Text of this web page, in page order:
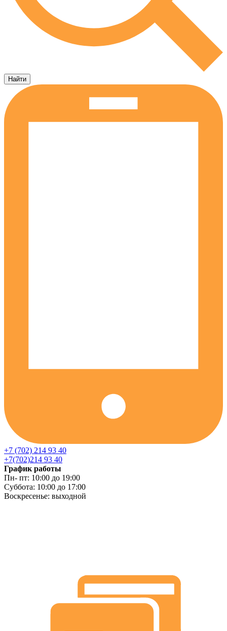
+7 (702) 214 93 40
+7(702)214 93 40
График работы
Пн- пт: 10:00 до 19:00
Суббота: 10:00 до 17:00
Воскресенье: выходной